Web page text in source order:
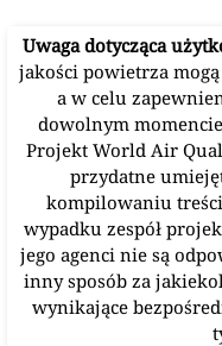
Uwaga dotycząca
jakości powietrza
a w celu
dowolnym
Projekt World Air
przydatne
kompilowaniu
wypadku zespół
jego agenci nie są
inny sposób za
wynikające